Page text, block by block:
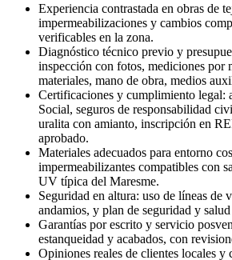
Experiencia contrastada en obras de
impermeabilizaciones y cambios
verificables en la zona.
Diagnóstico técnico previo y
inspección con fotos, mediciones por
materiales, mano de obra, medios
Certificaciones y cumplimiento legal:
Social, seguros de responsabilidad
uralita con amianto, inscripción en
aprobado.
Materiales adecuados para entorno
impermeabilizantes compatibles con
UV típica del Maresme.
Seguridad en altura: uso de líneas de
andamios, y plan de seguridad y
Garantías por escrito y servicio
estanqueidad y acabados, con
Opiniones reales de clientes locales y